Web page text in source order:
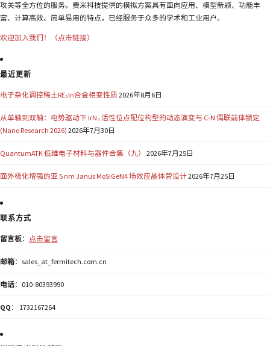
攻关等全方位的服务。费米科技提供的模拟方案具有面向应用、模型新颖、功能丰
富、计算高效、简单易用的特点，已经服务于众多的学术和工业用户。
欢迎加入我们！（点击链接）
最近更新
电子杂化调控稀土RE₂In合金相变性质2026年8月6日
从单轴到双轴：电势驱动下 IrN₄ 活性位点配位构型的动态演变与 C-N 偶联前体锁定
(Nano Research 2026) 2026年7月30日
QuantumATK 低维电子材料与器件合集（九） 2026年7月25日
面外极化增强的亚 5 nm Janus MoSiGeN4 场效应晶体管设计2026年7月25日
联系方式
留言板： 点击留言
邮箱：sales_at_fermitech.com.cn
电话：010-80393990
QQ ： 1732167264